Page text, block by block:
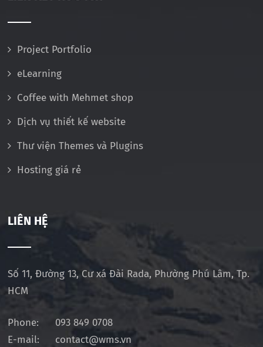
Project Portfolio
eLearning
Coffee with Mehmet shop
Dịch vụ thiết kế website
Thư viện Themes và Plugins
Hosting giá rẻ
LIÊN HỆ
Số 11, Đường 13, Cư xá Đài Rada, Phường Phú Lâm, Tp.
HCM
Phone:
093 849 0708
E-mail:
contact@wms.vn